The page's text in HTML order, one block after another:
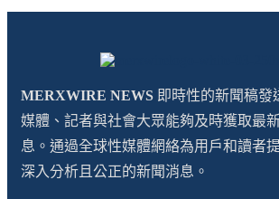
MERXWIRE NEWS 即時性的新聞稿發
媒體、記者與社會大眾能夠及時獲取最
息。通過全球性媒體網絡為用戶和讀者
深入分析且公正的新聞消息。